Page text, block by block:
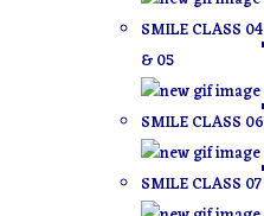
SMILE CLASS 04
& 05
SMILE CLASS 06
SMILE CLASS 07